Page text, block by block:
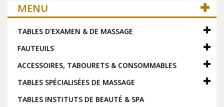
MENU
TABLES D'EXAMEN & DE MASSAGE
FAUTEUILS
ACCESSOIRES, TABOURETS & CONSOMMABLES
TABLES SPÉCIALISÉES DE MASSAGE
TABLES INSTITUTS DE BEAUTÉ & SPA